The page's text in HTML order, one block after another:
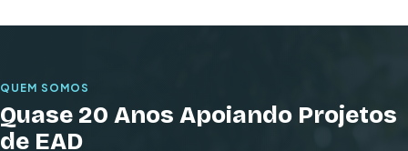
QUEM SOMOS
Quase 20 Anos Apoiando Projetos
de EAD